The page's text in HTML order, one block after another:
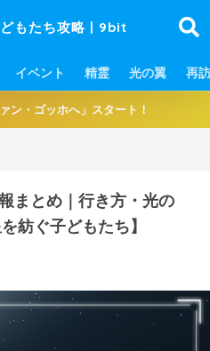
もたち攻略 | 9bit
イベント 精霊 光の翼 再訪
ン・ゴッホへ」スタート！
まとめ｜行き方・光の
紡ぐ子どもたち】